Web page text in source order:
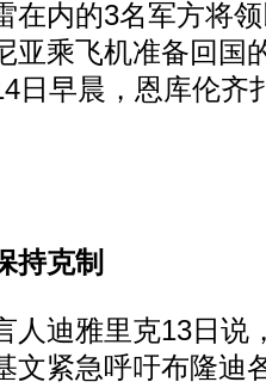
内的3名军方将领
亚乘飞机准备回国
日早晨，恩库伦齐
克制
迪雅里克13日说
文紧急呼吁布隆迪